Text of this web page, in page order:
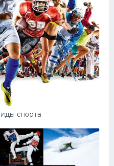
спорта